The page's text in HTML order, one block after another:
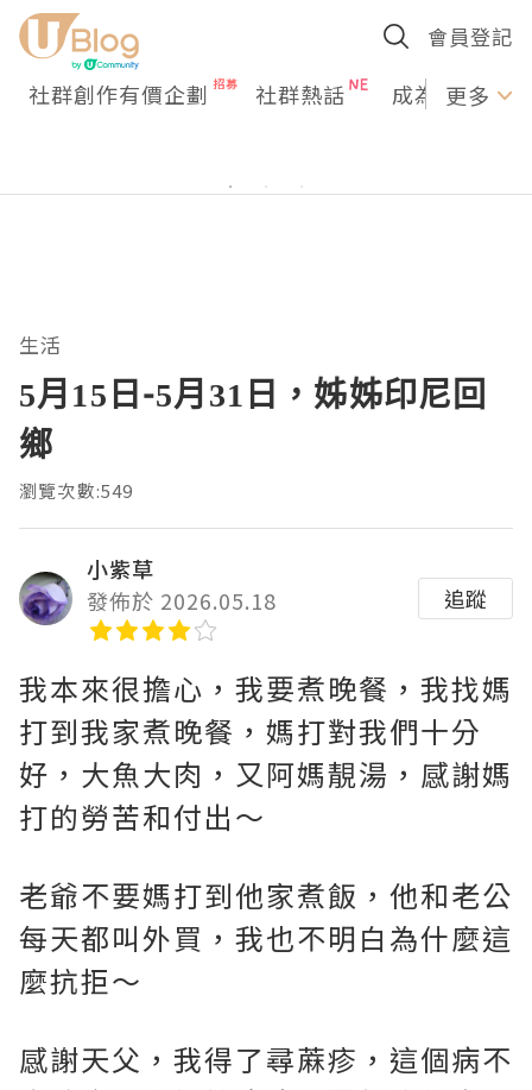
會員登記
社群創作有價企劃 社群熱話 成為U更多
生活
5月15日-5月31日，姊姊印尼回
鄉
瀏覽次數:549
小紫草
發佈於 2026.05.18
追蹤
我本來很擔心，我要煮晚餐，我找媽
打到我家煮晚餐，媽打對我們十分
好，大魚大肉，又阿媽靚湯，感謝媽
打的勞苦和付出～
老爺不要媽打到他家煮飯，他和老公
每天都叫外買，我也不明白為什麼這
麼抗拒～
感謝天父，我得了尋蔴疹，這個病不